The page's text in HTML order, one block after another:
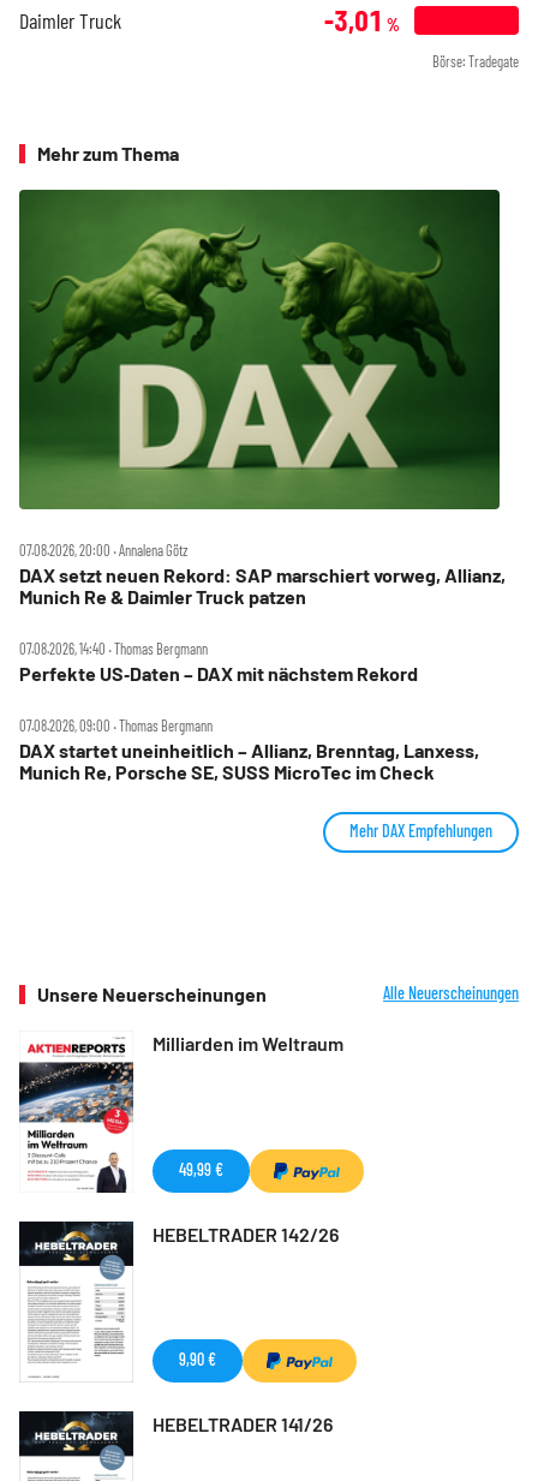
Daimler Truck -3,01 %
Börse: Tradegate
Mehr zum Thema
07.08.2026, 20:00 ‧ Annalena Götz
DAX setzt neuen Rekord: SAP marschiert vorweg, Allianz,
Munich Re & Daimler Truck patzen
07.08.2026, 14:40 ‧ Thomas Bergmann
Perfekte US‑Daten – DAX mit nächstem Rekord
07.08.2026, 09:00 ‧ Thomas Bergmann
DAX startet uneinheitlich – Allianz, Brenntag, Lanxess,
Munich Re, Porsche SE, SUSS MicroTec im Check
Mehr DAX Empfehlungen
Unsere Neuerscheinungen Alle Neuerscheinungen
Milliarden im Weltraum
49,99 €
HEBELTRADER 142/26
9,90 €
HEBELTRADER 141/26